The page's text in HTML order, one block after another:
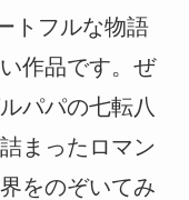
トフルな物語
作品です。ぜ
パパの七転八
まったロマン
をのぞいてみ